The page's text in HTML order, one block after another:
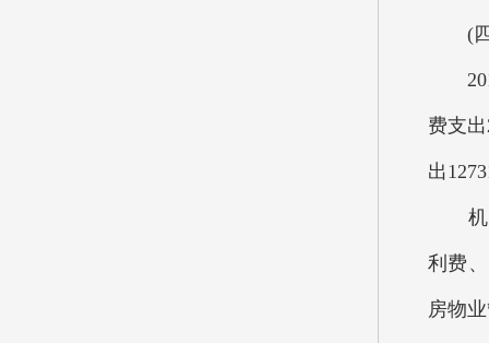
(四
2017
费支
出
机关
利费
房物